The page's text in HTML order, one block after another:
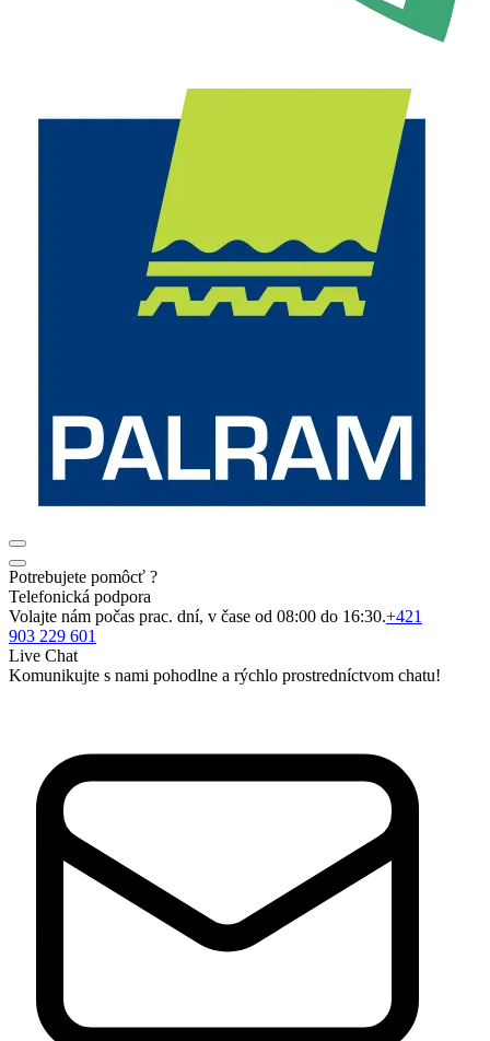
Potrebujete pomôcť ?
Telefonická podpora
Volajte nám počas prac. dní, v čase od 08:00 do 16:30.+421
903 229 601
Live Chat
Komunikujte s nami pohodlne a rýchlo prostredníctvom chatu!